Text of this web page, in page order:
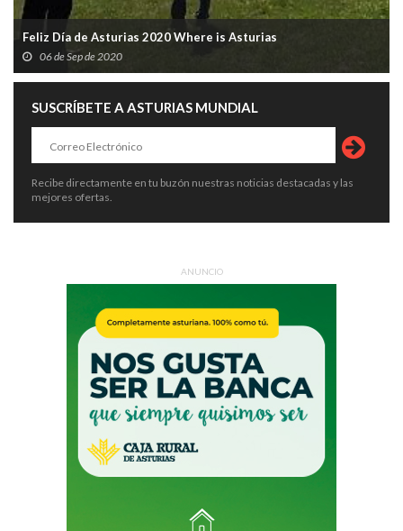
Feliz Día de Asturias 2020 Where is Asturias
06 de Sep de 2020
SUSCRÍBETE A ASTURIAS MUNDIAL
Recibe directamente en tu buzón nuestras noticias destacadas y las
mejores ofertas.
ANUNCIO